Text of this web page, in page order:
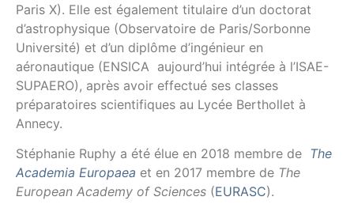
Paris X). Elle est également titulaire d’un doctorat
d’astrophysique (Observatoire de Paris/Sorbonne
Université) et d’un diplôme d’ingénieur en
aéronautique (ENSICA aujourd’hui intégrée à l’ISAE-
SUPAERO), après avoir effectué ses classes
préparatoires scientifiques au Lycée Berthollet à
Annecy.
Stéphanie Ruphy a été élue en 2018 membre de The
Academia Europaea et en 2017 membre de The
European Academy of Sciences (EURASC).